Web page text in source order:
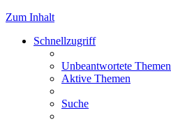
Zum Inhalt
Schnellzugriff
Unbeantwortete Themen
Aktive Themen
Suche